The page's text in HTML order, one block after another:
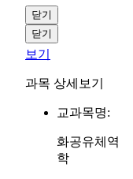
닫기
닫기
보기
과목 상세보기
교과목명:
화공유체역
학